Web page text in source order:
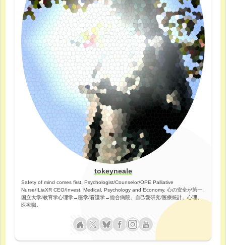
tokeyneale
Safety of mind comes first. Psychologist/Counselor/OPE Palliative
Nurse/ILiaXR CEO/Invest. Medical, Psychology and Economy. 心の安全が第一.
国立大学/教育学心理学→医学/看護学→総合病院。自己愛研究/医療統計。心理、
医療職。